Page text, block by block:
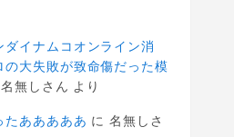
ダイナムコオンライン消
の大失敗が致命傷だった模
名無しさん より
たあああああ に名無しさ